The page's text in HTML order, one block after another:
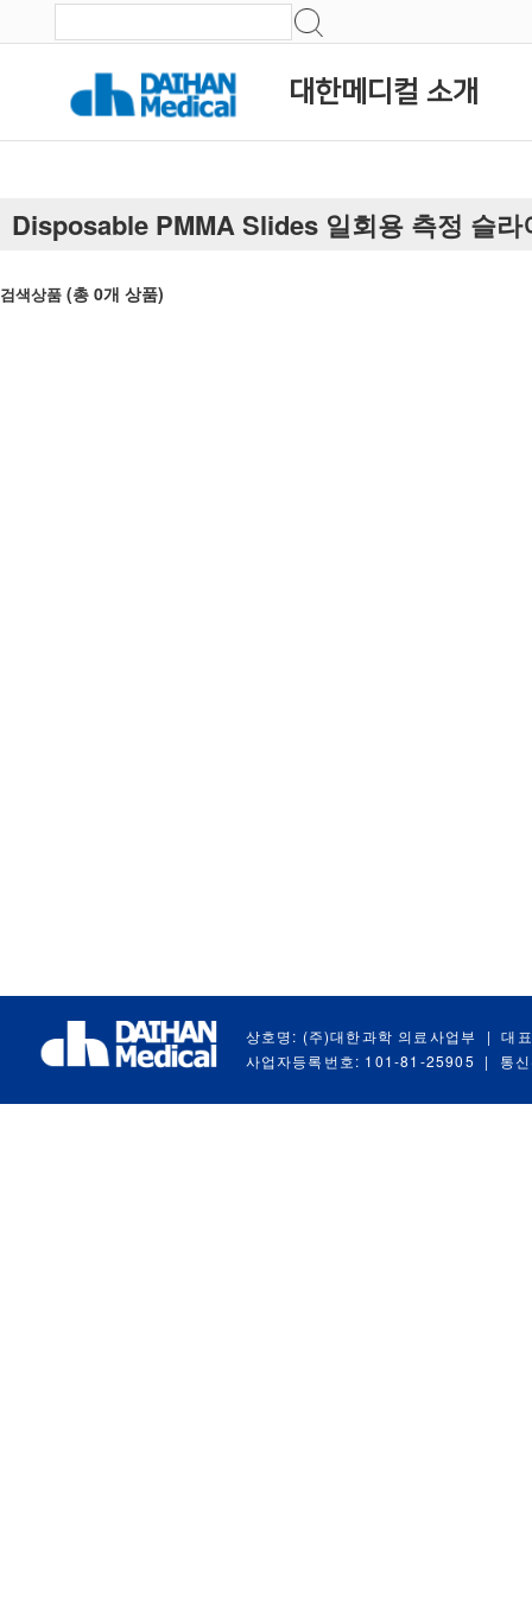
대한메디컬 소개
Disposable PMMA Slides 일회용 측정 슬라
검색상품 (총 0개 상품)
상호명: (주)대한과학 의료사업부 |
대
사업자등록번호: 101-81-25905
| 통